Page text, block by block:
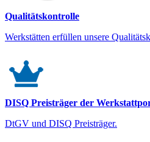
Qualitätskontrolle
Werkstätten erfüllen unsere
DISQ Preisträger der
DtGV und DISQ Preisträger.